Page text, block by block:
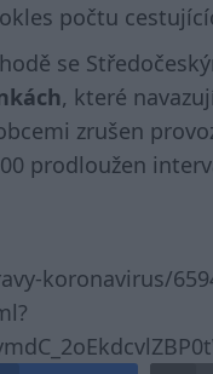
počtu
se
, které
zrušen
prodloužen
koronavirus/